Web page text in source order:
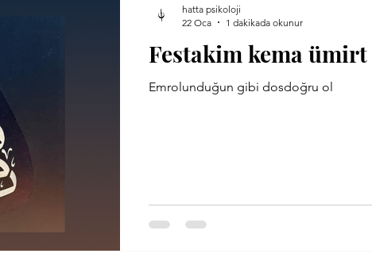
Festakim kema ümirt
Emrolunduğun gibi dosdoğru ol
hatta psikoloji
22 Oca
1 dakikada okunur